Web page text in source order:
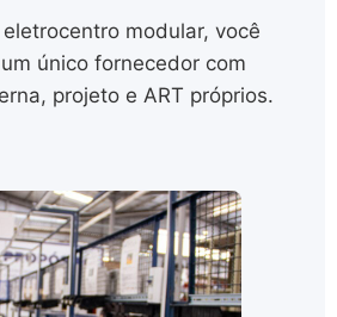
eletrocentro modular, você
único fornecedor com
projeto e ART próprios.